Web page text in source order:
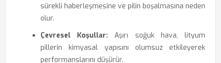
sürekli haberleşmesine ve pilin boşalmasına neden
olur.
Çevresel Koşullar: Aşırı soğuk hava, lityum
pillerin kimyasal yapısını olumsuz etkileyerek
performanslarını düşürür.